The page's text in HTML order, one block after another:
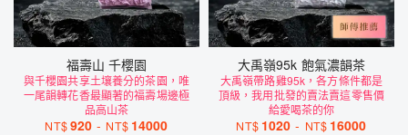
福壽山 千櫻園
與千櫻園共享土壤養分的茶園，唯
一尾韻轉花香最顯著的福壽場邊極
品高山茶
NT$920 - NT$ 14000
大禹嶺95k 飽氣濃韻茶
大禹嶺帶路雞95k，各方條件都是
頂級，我用批發的賣法賣這零售價
給愛喝茶的你
NT$ 1020 - NT$ 16000